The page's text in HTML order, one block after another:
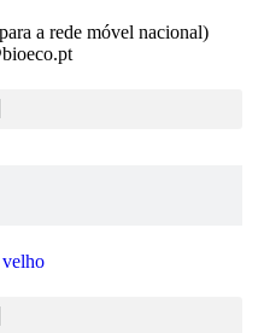
a rede móvel nacional)